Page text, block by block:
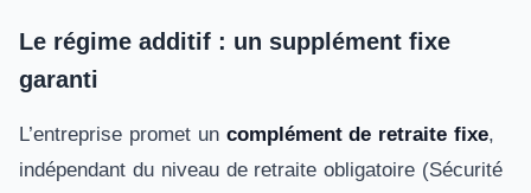
Le régime additif : un supplément fixe
garanti
L’entreprise promet un complément de retraite fixe,
indépendant du niveau de retraite obligatoire (Sécurité